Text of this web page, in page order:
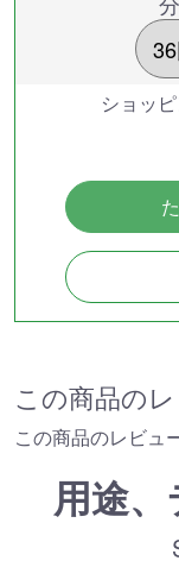
ショッ
この商品の
この商品のレビュ
用途